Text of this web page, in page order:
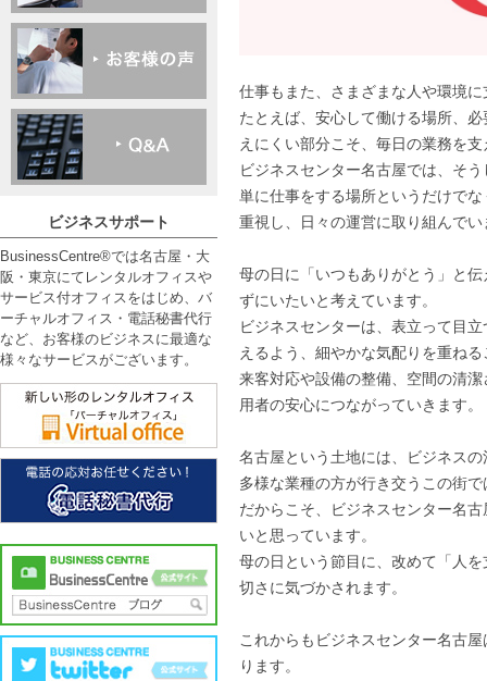
仕事もまた、さまざまな人や環境
たとえば、安心して働ける場所、
えにくい部分こそ、毎日の業務を
ビジネスセンター名古屋では、そ
単に仕事をする場所というだけで
重視し、日々の運営に取り組んでい
母の日に「いつもありがとう」と
ずにいたいと考えています。
ビジネスセンターは、表立って目
えるよう、細やかな気配りを重ね
来客対応や設備の整備、空間の清
用者の安心につながっていきます。
名古屋という土地には、ビジネス
多様な業種の方が行き交うこの街
だからこそ、ビジネスセンター名
いと思っています。
母の日という節目に、改めて「人
切さに気づかされます。
これからもビジネスセンター名古
ります。
ビジネスサポート
BusinessCentre®では名古屋・大
阪・東京にてレンタルオフィスや
サービス付オフィスをはじめ、バ
ーチャルオフィス・電話秘書代行
など、お客様のビジネスに最適な
様々なサービスがございます。